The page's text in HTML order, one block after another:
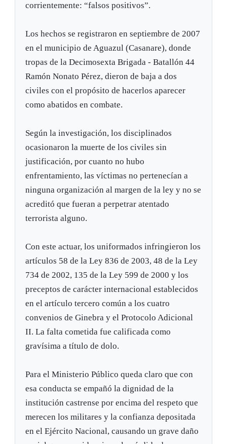
corrientemente: “falsos positivos”.
Los hechos se registraron en septiembre de 2007
en el municipio de Aguazul (Casanare), donde
tropas de la Decimosexta Brigada - Batallón 44
Ramón Nonato Pérez, dieron de baja a dos
civiles con el propósito de hacerlos aparecer
como abatidos en combate.
Según la investigación, los disciplinados
ocasionaron la muerte de los civiles sin
justificación, por cuanto no hubo
enfrentamiento, las víctimas no pertenecían a
ninguna organización al margen de la ley y no se
acreditó que fueran a perpetrar atentado
terrorista alguno.
Con este actuar, los uniformados infringieron los
artículos 58 de la Ley 836 de 2003, 48 de la Ley
734 de 2002, 135 de la Ley 599 de 2000 y los
preceptos de carácter internacional establecidos
en el artículo tercero común a los cuatro
convenios de Ginebra y el Protocolo Adicional
II. La falta cometida fue calificada como
gravísima a título de dolo.
Para el Ministerio Público queda claro que con
esa conducta se empañó la dignidad de la
institución castrense por encima del respeto que
merecen los militares y la confianza depositada
en el Ejército Nacional, causando un grave daño